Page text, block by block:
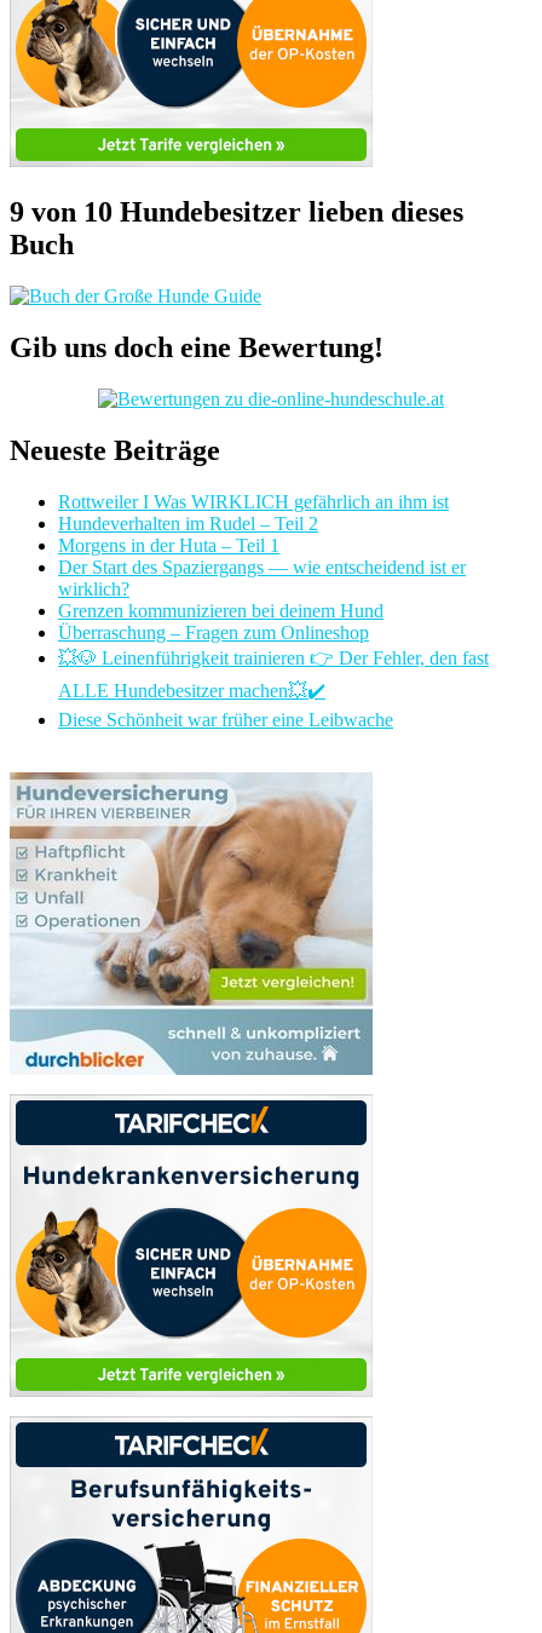
9 von 10 Hundebesitzer lieben dieses
Buch
Gib uns doch eine Bewertung!
Neueste Beiträge
Rottweiler I Was WIRKLICH gefährlich an ihm ist
Hundeverhalten im Rudel – Teil 2
Morgens in der Huta – Teil 1
Der Start des Spaziergangs — wie entscheidend ist er
wirklich?
Grenzen kommunizieren bei deinem Hund
Überraschung – Fragen zum Onlineshop
💥🐶 Leinenführigkeit trainieren 👉 Der Fehler, den fast
ALLE Hundebesitzer machen💥✔️
Diese Schönheit war früher eine Leibwache